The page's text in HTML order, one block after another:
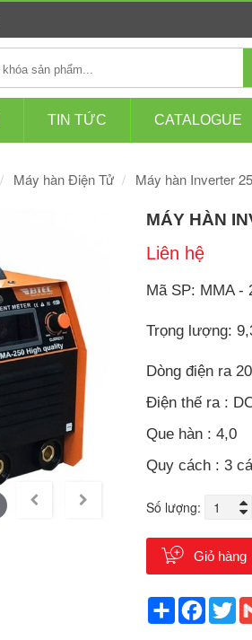
TIN TỨC CATALOGUE
Máy hàn Điện Tử Máy hàn Inverter
MÁY HÀN
Liên hệ
Mã SP: MMA -
Trọng lượng:
Dòng điện ra
Điện thế ra :
Que hàn : 4,0
Quy cách : 3
Số lượng:
Giỏ hàng
Share